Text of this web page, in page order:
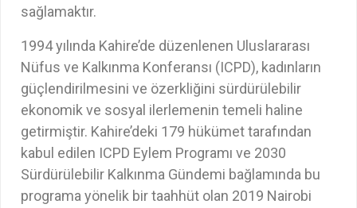
sağlamaktır.
1994 yılında Kahire’de düzenlenen Uluslararası
Nüfus ve Kalkınma Konferansı (ICPD), kadınların
güçlendirilmesini ve özerkliğini sürdürülebilir
ekonomik ve sosyal ilerlemenin temeli haline
getirmiştir. Kahire’deki 179 hükümet tarafından
kabul edilen ICPD Eylem Programı ve 2030
Sürdürülebilir Kalkınma Gündemi bağlamında bu
programa yönelik bir taahhüt olan 2019 Nairobi